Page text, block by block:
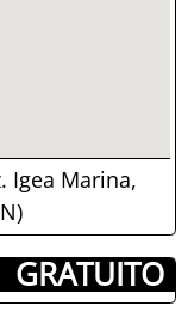
Igea Marina,
­ GRATUITO